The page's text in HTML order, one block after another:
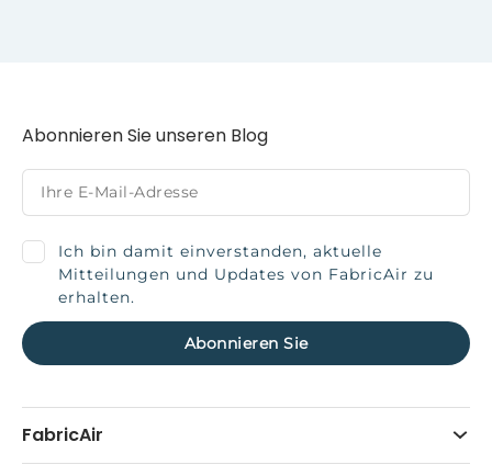
FabricAir
Abonnieren Sie unseren Blog
Ich bin damit einverstanden, aktuelle
Mitteilungen und Updates von FabricAir zu
erhalten.